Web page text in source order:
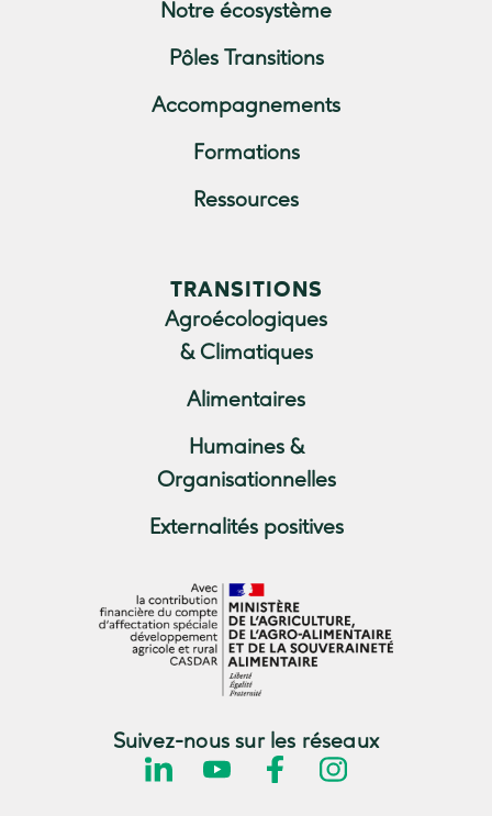
Notre écosystème
Pôles Transitions
Accompagnements
Formations
Ressources
TRANSITIONS
Agroécologiques
& Climatiques
Alimentaires
Humaines &
Organisationnelles
Externalités positives
Suivez-nous sur les réseaux